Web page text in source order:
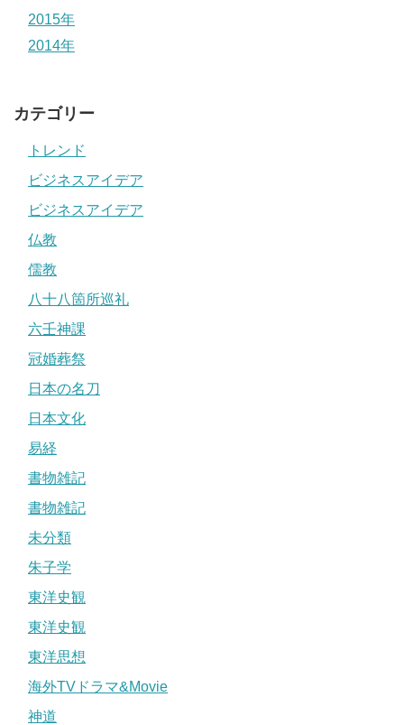
2015年
2014年
カテゴリー
トレンド
ビジネスアイデア
ビジネスアイデア
仏教
儒教
八十八箇所巡礼
六壬神課
冠婚葬祭
日本の名刀
日本文化
易経
書物雑記
書物雑記
未分類
朱子学
東洋史観
東洋史観
東洋思想
海外TVドラマ&Movie
神道